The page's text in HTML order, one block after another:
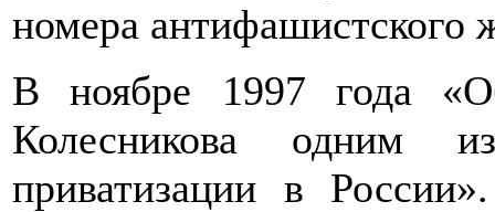
номера антифашистского
В ноябре 1997 года
Колесникова одним
приватизации в